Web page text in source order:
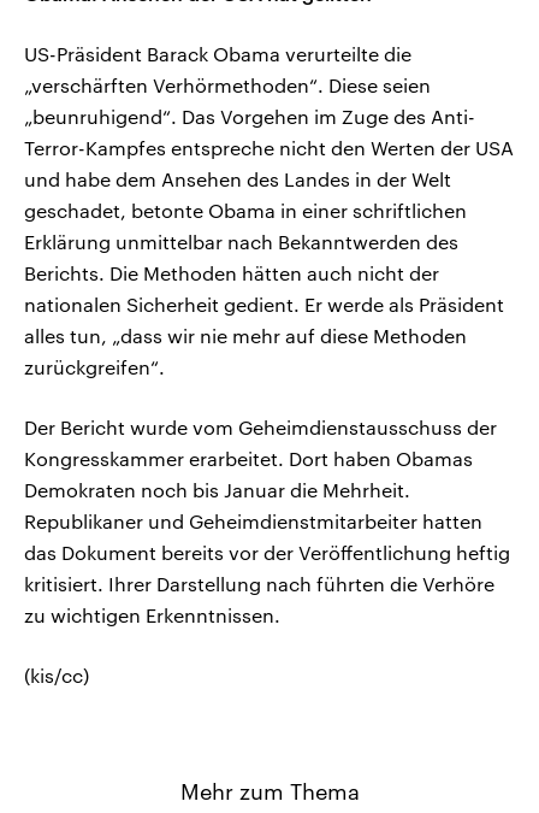
US-Präsident Barack Obama verurteilte die
„verschärften Verhörmethoden“. Diese seien
„beunruhigend“. Das Vorgehen im Zuge des Anti-
Terror-Kampfes entspreche nicht den Werten der USA
und habe dem Ansehen des Landes in der Welt
geschadet, betonte Obama in einer schriftlichen
Erklärung unmittelbar nach Bekanntwerden des
Berichts. Die Methoden hätten auch nicht der
nationalen Sicherheit gedient. Er werde als Präsident
alles tun, „dass wir nie mehr auf diese Methoden
zurückgreifen“.
Der Bericht wurde vom Geheimdienstausschuss der
Kongresskammer erarbeitet. Dort haben Obamas
Demokraten noch bis Januar die Mehrheit.
Republikaner und Geheimdienstmitarbeiter hatten
das Dokument bereits vor der Veröffentlichung heftig
kritisiert. Ihrer Darstellung nach führten die Verhöre
zu wichtigen Erkenntnissen.
(kis/cc)
Mehr zum Thema